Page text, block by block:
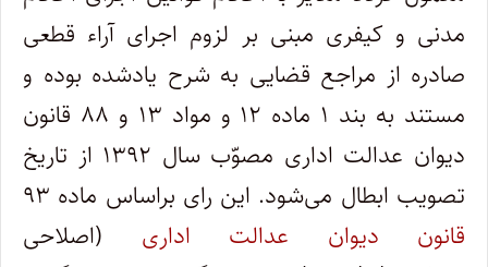
مدنی و کیفری مبنی بر لزوم اجرای آراء قطعی
صادره از مراجع قضایی به شرح یادشده بوده و
مستند به بند ۱ ماده ۱۲ و مواد ۱۳ و ۸۸ قانون
دیوان عدالت اداری مصوّب سال ۱۳۹۲ از تاریخ
تصویب ابطال می‌شود. این رای براساس ماده ۹۳
قانون دیوان عدالت اداری (اصلاحی